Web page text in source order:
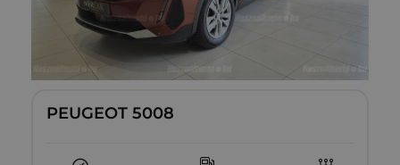
PEUGEOT 5008